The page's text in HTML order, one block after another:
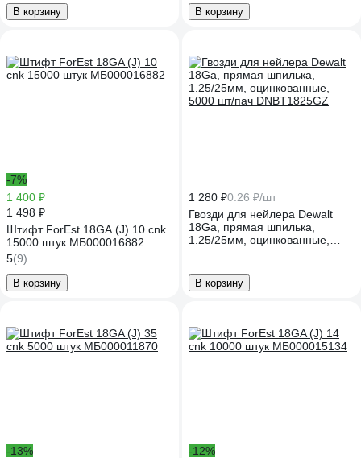
В корзину В корзину
-7%
1 400 ₽
1 498 ₽
Штифт ForEst 18GA (J) 10 cnk
15000 штук МБ000016882
5(9)
В корзину
1 280 ₽0.26 ₽/шт
Гвозди для нейлера Dewalt
18Ga, прямая шпилька,
1.25/25мм, оцинкованные,
В корзину
-13%
-12%